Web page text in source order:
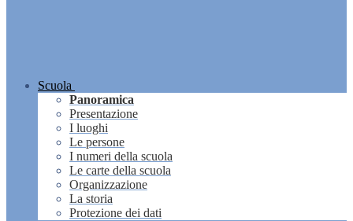
Scuola
Panoramica
Presentazione
I luoghi
Le persone
I numeri della scuola
Le carte della scuola
Organizzazione
La storia
Protezione dei dati